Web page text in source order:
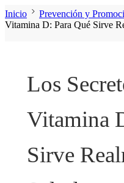
Inicio Prevención y
Vitamina D: Para Qué Sirve
Los
Vitamina
Sirve